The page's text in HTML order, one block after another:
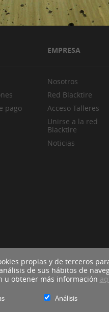
EMPRESA
pago
Nosotros
Red Blacktire
Acceso Talleres
Unirse a la red
Blacktire
Noticias
propias y de terceros
de sus hábitos de
u obtener más información
Análisis